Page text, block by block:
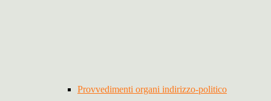
Provvedimenti organi indirizzo-politico